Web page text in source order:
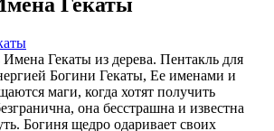
Гекаты из дерева. Пентакль для
Богини Гекаты, Ее именами и
маги, когда хотят получить
она бесстрашна и известна
Богиня щедро одаривает своих